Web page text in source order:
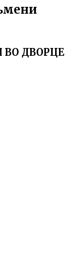
ДВОРЦЕ